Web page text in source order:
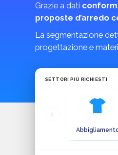
Grazie a dati
proposte d’arredo
La segmentazione
progettazione e
SETTORI PIÙ RICHIESTI